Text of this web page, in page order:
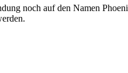
noch auf den Namen